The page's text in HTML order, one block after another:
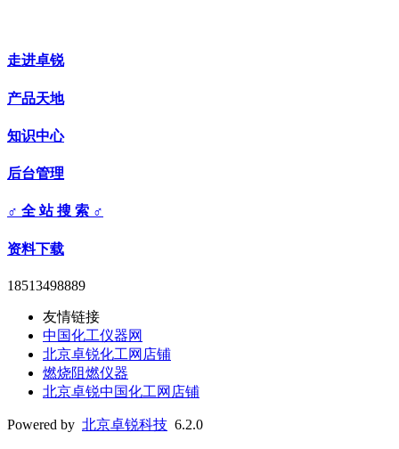
走进卓锐
产品天地
知识中心
后台管理
♂ 全 站 搜 索 ♂
资料下载
18513498889
友情链接
中国化工仪器网
北京卓锐化工网店铺
燃烧阻燃仪器
北京卓锐中国化工网店铺
Powered by 北京卓锐科技 6.2.0